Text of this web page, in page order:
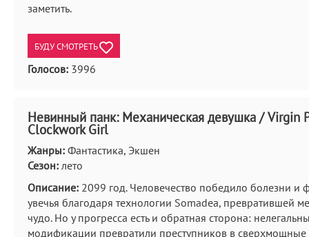
заметить.
БУДУ СМОТРЕТЬ
Голосов: 3996
Невинный панк: Механическая девушка / Virgin
Clockwork Girl
Жанры: Фантастика, Экшен
Сезон: лето
Описание: 2099 год. Человечество победило болезни и
увечья благодаря технологии Somadea, превратившей
чудо. Но у прогресса есть и обратная сторона:
модификации превратили преступников в